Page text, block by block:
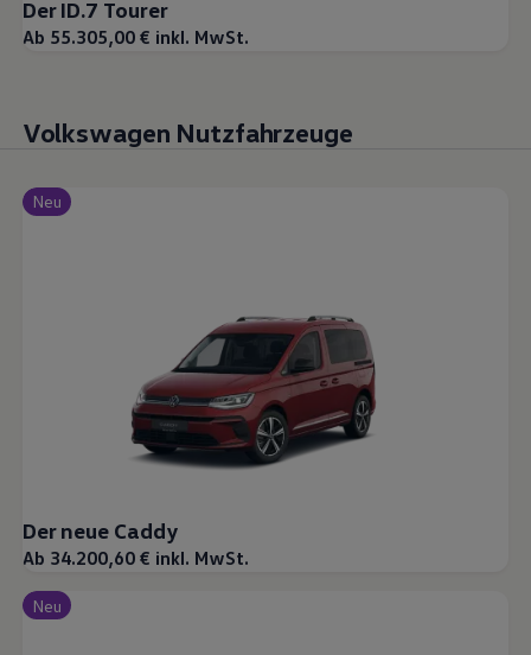
Der ID.7 Tourer
Ab 55.305,00 € inkl. MwSt.
Volkswagen Nutzfahrzeuge
Neu
Der neue Caddy
Ab 34.200,60 € inkl. MwSt.
Neu